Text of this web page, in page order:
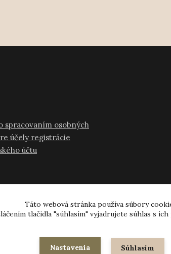
spracovaním osobných
účely registrácie
účtu
© 2024-2026 všetky práva vyhradené
Táto webová stránka používa súbory
tlačidla "súhlasím" vyjadrujete súhlas s ich
Nastavenia Súhlasím